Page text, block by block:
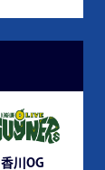
香川OG